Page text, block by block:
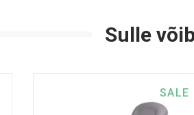
Sulle
SALE